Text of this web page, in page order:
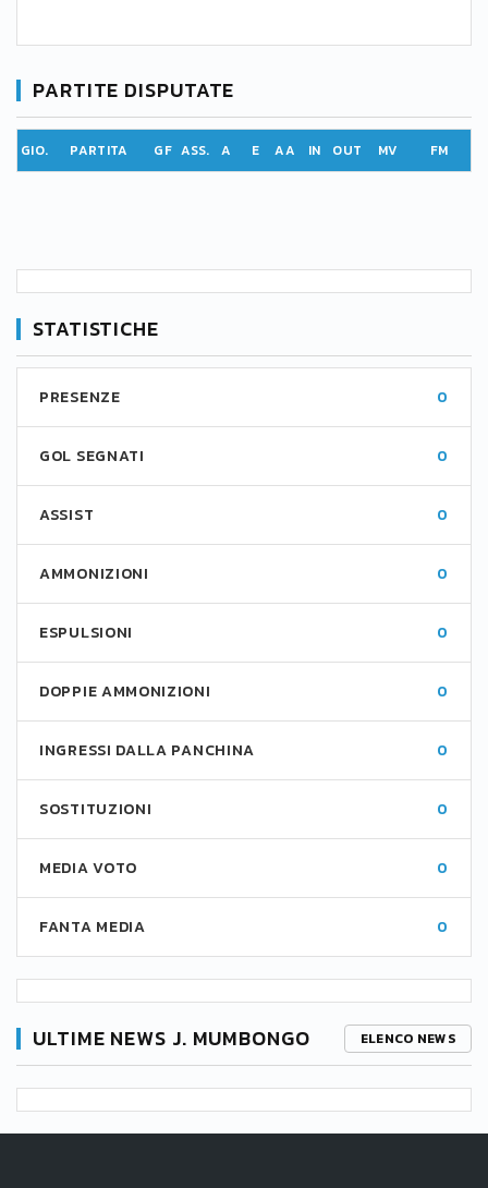
PARTITE DISPUTATE
GIO. PARTITA GF ASS. A E AA IN OUT MV FM
STATISTICHE
PRESENZE 0
GOL SEGNATI 0
ASSIST 0
AMMONIZIONI 0
ESPULSIONI 0
DOPPIE AMMONIZIONI 0
INGRESSI DALLA PANCHINA 0
SOSTITUZIONI 0
MEDIA VOTO 0
FANTA MEDIA 0
ULTIME NEWS J. MUMBONGO ELENCO NEWS